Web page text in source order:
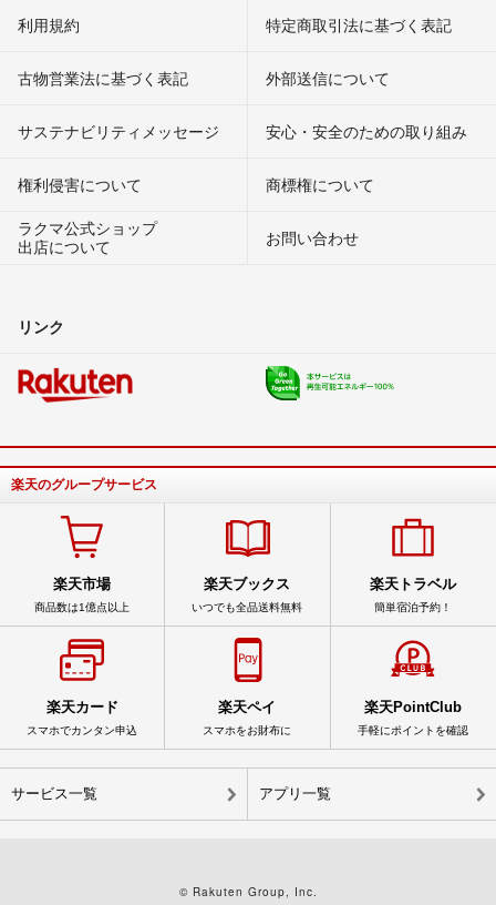
利用規約 特定商取引法に基づく表記
古物営業法に基づく表記 外部送信について
サステナビリティメッセージ 安心・安全のための取り組み
権利侵害について
商標権について
ラクマ公式ショップ
出店について
お問い合わせ
リンク
楽天のグループサービス
楽天市場
商品数は1億点以上
楽天ブックス
いつでも全品送料無料
楽天トラベル
簡単宿泊予約！
楽天カード
スマホでカンタン申込
楽天ペイ
スマホをお財布に
楽天PointClub
手軽にポイントを確認
サービス一覧 アプリ一覧
© Rakuten Group, Inc.